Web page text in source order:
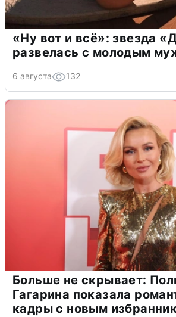
«Ну вот и всё»: звезда
развелась с молодым
6 августа 132
Больше не скрывает:
Гагарина показала
кадры с новым